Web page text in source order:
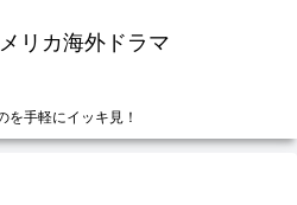
リカ海外ドラマ
を手軽にイッキ見！